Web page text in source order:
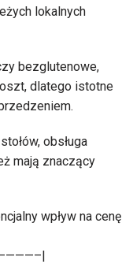
lokalnych
bezglutenowe,
dlatego istotne
obsługa
mają znaczący
wpływ na cenę